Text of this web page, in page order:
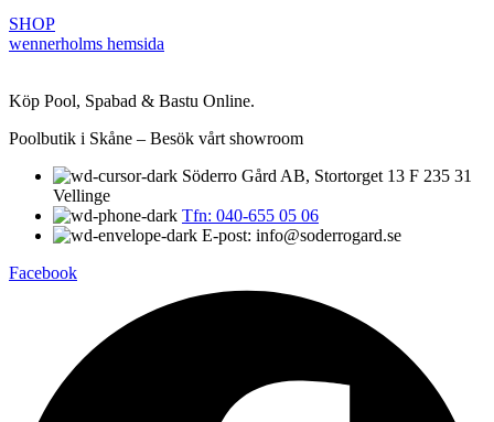
SHOP
wennerholms hemsida
Köp Pool, Spabad & Bastu Online.
Poolbutik i Skåne – Besök vårt showroom
Söderro Gård AB, Stortorget 13 F 235 31
Vellinge
Tfn: 040-655 05 06
E-post: info@soderrogard.se
Facebook